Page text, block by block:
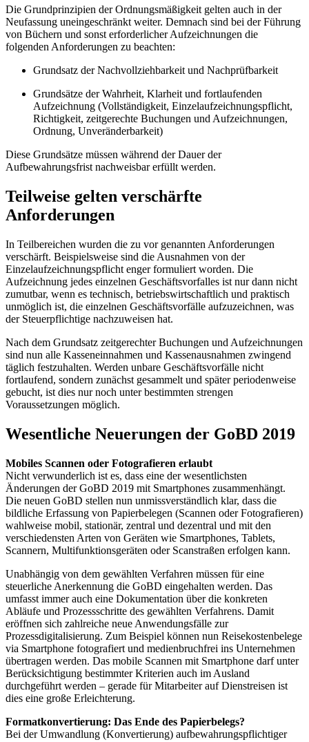
Die Grundprinzipien der Ordnungsmäßigkeit gelten auch in der
Neufassung uneingeschränkt weiter. Demnach sind bei der Führung
von Büchern und sonst erforderlicher Aufzeichnungen die
folgenden Anforderungen zu beachten:
Grundsatz der Nachvollziehbarkeit und Nachprüfbarkeit
Grundsätze der Wahrheit, Klarheit und fortlaufenden
Aufzeichnung (Vollständigkeit, Einzelaufzeichnungspflicht,
Richtigkeit, zeitgerechte Buchungen und Aufzeichnungen,
Ordnung, Unveränderbarkeit)
Diese Grundsätze müssen während der Dauer der
Aufbewahrungsfrist nachweisbar erfüllt werden.
Teilweise gelten verschärfte
Anforderungen
In Teilbereichen wurden die zu vor genannten Anforderungen
verschärft. Beispielsweise sind die Ausnahmen von der
Einzelaufzeichnungspflicht enger formuliert worden. Die
Aufzeichnung jedes einzelnen Geschäftsvorfalles ist nur dann nicht
zumutbar, wenn es technisch, betriebswirtschaftlich und praktisch
unmöglich ist, die einzelnen Geschäftsvorfälle aufzuzeichnen, was
der Steuerpflichtige nachzuweisen hat.
Nach dem Grundsatz zeitgerechter Buchungen und Aufzeichnungen
sind nun alle Kasseneinnahmen und Kassenausnahmen zwingend
täglich festzuhalten. Werden unbare Geschäftsvorfälle nicht
fortlaufend, sondern zunächst gesammelt und später periodenweise
gebucht, ist dies nur noch unter bestimmten strengen
Voraussetzungen möglich.
Wesentliche Neuerungen der GoBD 2019
Mobiles Scannen oder Fotografieren erlaubt
Nicht verwunderlich ist es, dass eine der wesentlichsten
Änderungen der GoBD 2019 mit Smartphones zusammenhängt.
Die neuen GoBD stellen nun unmissverständlich klar, dass die
bildliche Erfassung von Papierbelegen (Scannen oder Fotografieren)
wahlweise mobil, stationär, zentral und dezentral und mit den
verschiedensten Arten von Geräten wie Smartphones, Tablets,
Scannern, Multifunktionsgeräten oder Scanstraßen erfolgen kann.
Unabhängig von dem gewählten Verfahren müssen für eine
steuerliche Anerkennung die GoBD eingehalten werden. Das
umfasst immer auch eine Dokumentation über die konkreten
Abläufe und Prozessschritte des gewählten Verfahrens. Damit
eröffnen sich zahlreiche neue Anwendungsfälle zur
Prozessdigitalisierung. Zum Beispiel können nun Reisekostenbelege
via Smartphone fotografiert und medienbruchfrei ins Unternehmen
übertragen werden. Das mobile Scannen mit Smartphone darf unter
Berücksichtigung bestimmter Kriterien auch im Ausland
durchgeführt werden – gerade für Mitarbeiter auf Dienstreisen ist
dies eine große Erleichterung.
Formatkonvertierung: Das Ende des Papierbelegs?
Bei der Umwandlung (Konvertierung) aufbewahrungspflichtiger